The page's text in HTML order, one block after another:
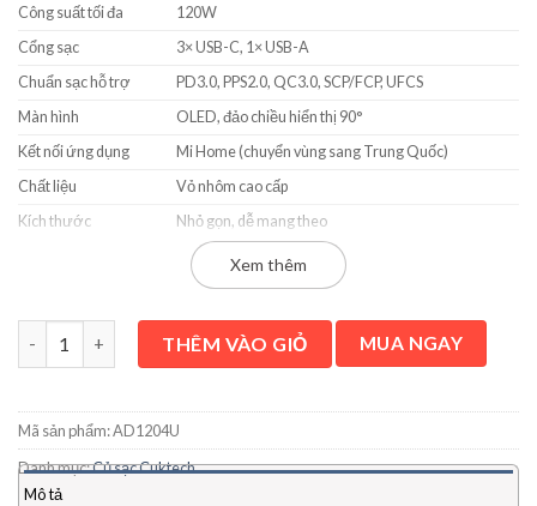
Công suất tối đa
120W
Cổng sạc
3× USB-C, 1× USB-A
Chuẩn sạc hỗ trợ
PD3.0, PPS2.0, QC3.0, SCP/FCP, UFCS
Màn hình
OLED, đảo chiều hiển thị 90°
Kết nối ứng dụng
Mi Home (chuyển vùng sang Trung Quốc)
Chất liệu
Vỏ nhôm cao cấp
Kích thước
Nhỏ gọn, dễ mang theo
18 tháng chính hãng
Xem thêm
Sạc nhanh CUKTECH 10 Ultra GaN 120W Super Charger –
THÊM VÀO GIỎ MUA NGAY
Mã sản phẩm:AD1204U
Danh mục:Củ sạc Cuktech
Mô tả